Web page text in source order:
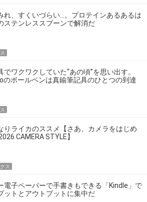
れ、すくいづらい…。プロテインあるあるは
ステンレススプーンで解消だ
でワクワクしていた“あの頃”を思い出す。
のボールペンは真鍮筆記具のひとつの到達
りライカのススメ【さあ、カメラをはじめ
CAMERA STYLE】
ス
電子ペーパーで手書きもできる「Kindle」で
ットとアウトプットに集中だ